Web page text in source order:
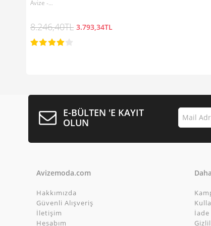
Avize -…
8.246,40TL 3.793,34TL
E-BÜLTEN 'E KAYIT
OLUN
Avizemoda.com
Hakkımızda
Güvenli Alışveriş
İletişim
Hesabım
İade